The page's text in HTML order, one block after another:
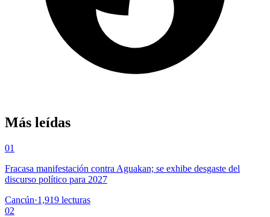
Más leídas
01
Fracasa manifestación contra Aguakan; se exhibe desgaste del
discurso político para 2027
Cancún·1,919 lecturas
02